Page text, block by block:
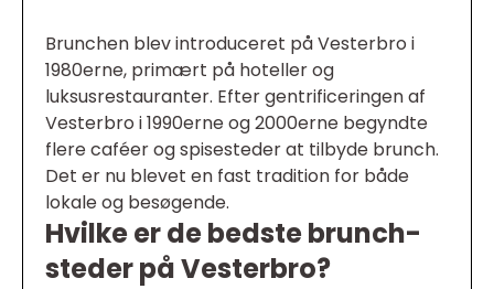
Brunchen blev introduceret på Vesterbro i
1980erne, primært på hoteller og
luksusrestauranter. Efter gentrificeringen af
Vesterbro i 1990erne og 2000erne begyndte
flere caféer og spisesteder at tilbyde brunch.
Det er nu blevet en fast tradition for både
lokale og besøgende.
Hvilke er de bedste brunch-
steder på Vesterbro?